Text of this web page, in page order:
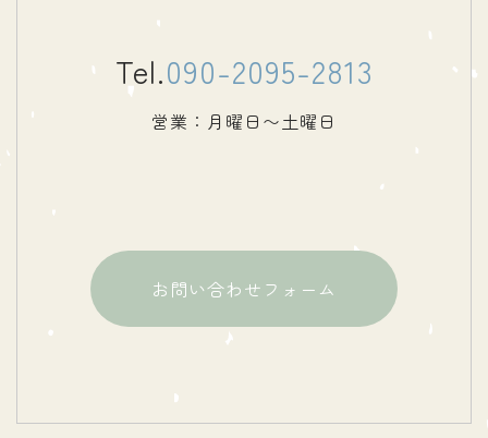
Tel.090-2095-2813
営業：月曜日〜土曜日
お問い合わせフォーム